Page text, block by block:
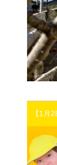
【1月